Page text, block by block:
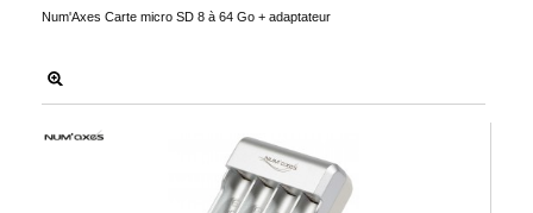
Num'Axes Carte micro SD 8 à 64 Go + adaptateur